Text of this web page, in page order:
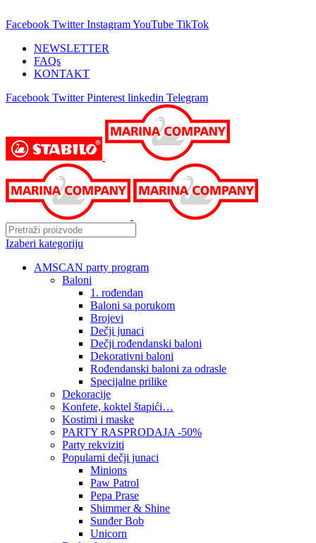
Facebook Twitter InstagramYouTube TikTok
NEWSLETTER
FAQs
KONTAKT
Facebook Twitter Pinterest linkedin Telegram
Izaberi kategoriju
AMSCAN party program
Baloni
1. rođendan
Baloni sa porukom
Brojevi
Dečji junaci
Dečji rođendanski baloni
Dekorativni baloni
Rođendanski baloni za odrasle
Specijalne prilike
Dekoracije
Konfete, koktel štapići…
Kostimi i maske
PARTY RASPRODAJA -50%
Party rekviziti
Popularni dečji junaci
Minions
Paw Patrol
Pepa Prase
Shimmer & Shine
Sunđer Bob
Unicorn